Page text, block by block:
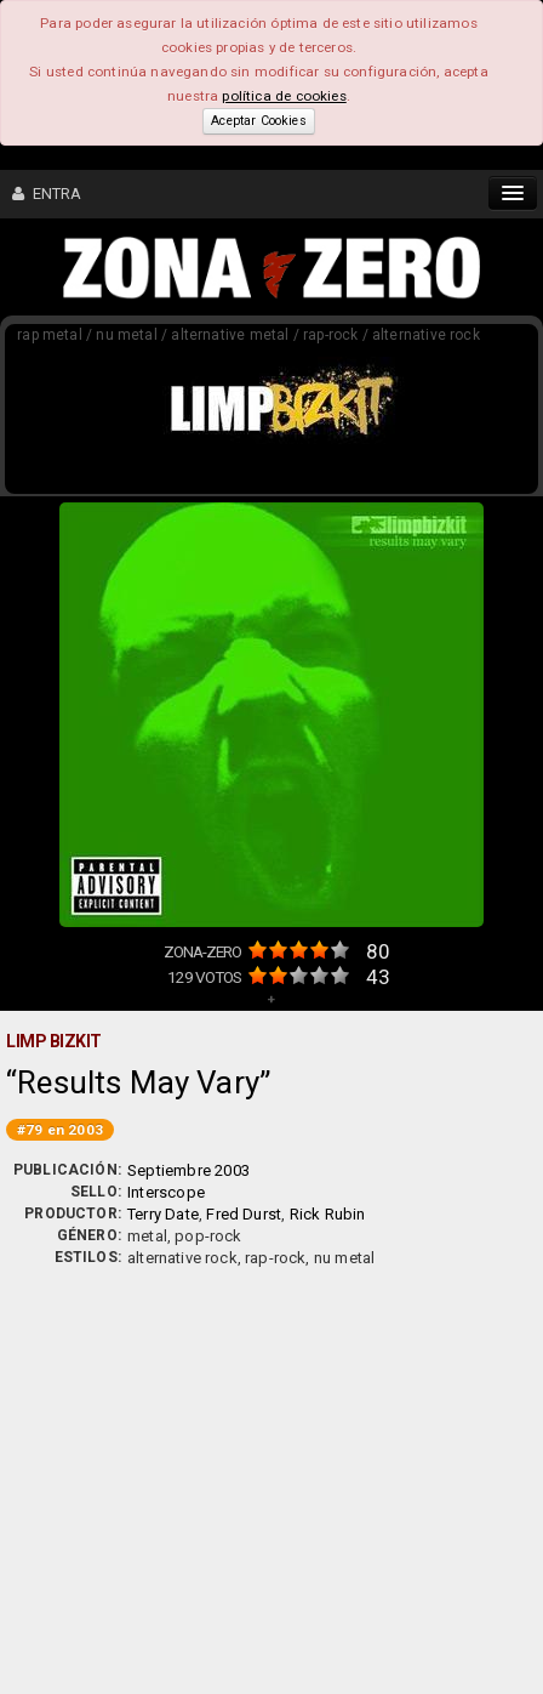
Para poder asegurar la utilización óptima de este sitio utilizamos
cookies propias y de terceros.
Si usted continúa navegando sin modificar su configuración, acepta
nuestrapolítica de cookies.
Aceptar Cookies
ENTRA
CONTENIDO
COMUNIDAD
rap metal / nu metal / alternative metal / rap-rock / alternative rock
ZONA-ZERO 80
129VOTOS 43
+
LIMP BIZKIT
Results May Vary
#79 en 2003
PUBLICACIÓN: Septiembre 2003
SELLO: Interscope
PRODUCTOR: Terry Date,Fred Durst, Rick Rubin
GÉNERO: metal, pop-rock
ESTILOS: alternative rock, rap-rock, nu metal